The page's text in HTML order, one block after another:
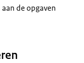
de opgaven